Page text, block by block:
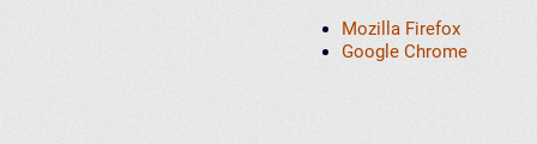
Mozilla Firefox
Google Chrome